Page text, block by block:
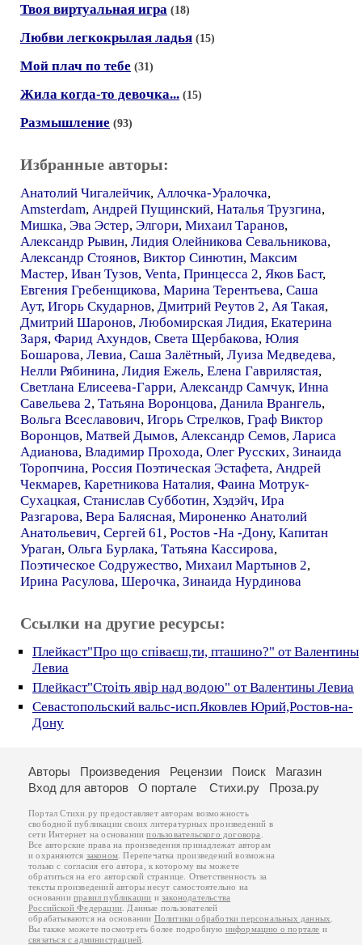
Твоя виртуальная игра (18)
Любви легкокрылая ладья (15)
Мой плач по тебе (31)
Жила когда-то девочка... (15)
Размышление (93)
Избранные авторы:
Анатолий Чигалейчик, Аллочка-Уралочка,
Amsterdam, Андрей Пущинский, Наталья Трузгина,
Мишка, Эва Эстер, Элгори, Михаил Таранов,
Александр Рывин, Лидия Олейникова Севальникова,
Александр Стоянов, Виктор Синютин, Максим
Мастер, Иван Тузов, Venta, Принцесса 2, Яков Баст,
Евгения Гребенщикова, Марина Терентьева, Саша
Аут, Игорь Скударнов, Дмитрий Реутов 2, Ая Такая,
Дмитрий Шаронов, Любомирская Лидия, Екатерина
Заря, Фарид Ахундов, Света Щербакова, Юлия
Бошарова, Левиа, Саша Залётный, Луиза Медведева,
Нелли Рябинина, Лидия Ежель, Елена Гаврилястая,
Светлана Елисеева-Гарри, Александр Самчук, Инна
Савельева 2, Татьяна Воронцова, Данила Врангель,
Вольга Всеславович, Игорь Стрелков, Граф Виктор
Воронцов, Матвей Дымов, Александр Семов, Лариса
Адианова, Владимир Прохода, Олег Русских, Зинаида
Торопчина, Россия Поэтическая Эстафета, Андрей
Чекмарев, Каретникова Наталия, Фаина Мотрук-
Сухацкая, Станислав Субботин, Хэдэйч, Ира
Разгарова, Вера Балясная, Мироненко Анатолий
Анатольевич, Сергей 61 , Ростов -На -Дону, Капитан
Ураган, Ольга Бурлака, Татьяна Кассирова,
Поэтическое Содружество, Михаил Мартынов 2,
Ирина Расулова, Шерочка, Зинаида Нурдинова
Ссылки на другие ресурсы:
Плейкаст"Про що співаєш,ти, пташино?" от Валентины
Левиа
Плейкаст"Стоіть явір над водою" от Валентины Левиа
Севастопольский вальс-исп.Яковлев Юрий,Ростов-на-
Дону
Авторы Произведения Рецензии Поиск
Магазин
Вход для авторов
О портале Стихи.ру Проза.ру
Портал Стихи.ру предоставляет авторам возможность
свободной публикации своих литературных произведений в
сети Интернет на основаниипользовательского договора
Все авторские права на произведения принадлежат авторам
и охраняются законом . Перепечатка произведений возможна
только с согласия его автора, к которому вы можете
обратиться на его авторской странице. Ответственность за
тексты произведений авторы несут самостоятельно на
основанииправил публикации изаконодательства
Российской Федерации . Данные пользователей
обрабатываются на основании Политики обработки персональных данных
Вы также можете посмотреть более подробную информацию о портале и
связаться с администрацией